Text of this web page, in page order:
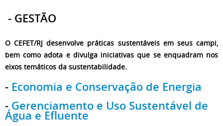
- GESTÃO
O CEFET/RJ desenvolve práticas sustentáveis em seus campi,
bem como adota e divulga iniciativas que se enquadram nos
eixos temáticos da sustentabilidade.
- Economia e Conservação de Energia
-Gerenciamento e Uso Sustentável de
Água e Efluente